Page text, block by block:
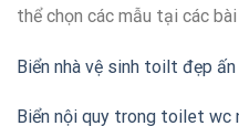
thể chọn các mẫu tại các
Biển nhà vệ sinh toilt đẹp
Biển nội quy trong toilet wc